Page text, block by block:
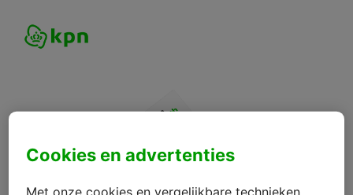
Cookies en advertenties